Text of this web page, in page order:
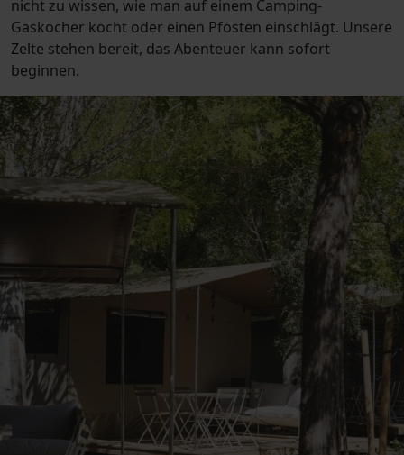
nicht zu wissen, wie man auf einem Camping-
Gaskocher kocht oder einen Pfosten einschlägt. Unsere
Zelte stehen bereit, das Abenteuer kann sofort
beginnen.